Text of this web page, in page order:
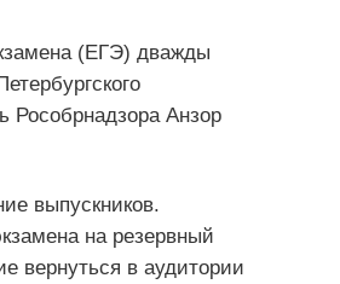
(ЕГЭ) дважды
Рособрнадзора Анзор
выпускников.
на резервный
вернуться в аудитории